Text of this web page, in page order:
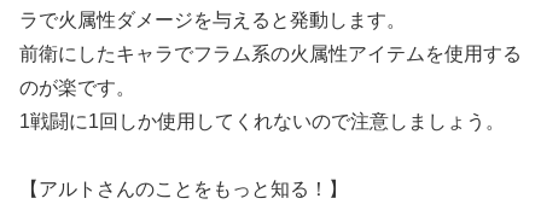
ラで火属性ダメージを与えると発動します。
前衛にしたキャラでフラム系の火属性アイテムを使用する
のが楽です。
1戦闘に1回しか使用してくれないので注意しましょう。
【アルトさんのことをもっと知る！】